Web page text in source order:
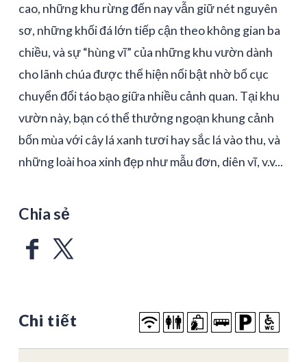
cao, những khu rừng đến nay vẫn giữ nét nguyên
sơ, những khối đá lớn tiếp cận theo không gian ba
chiều, và sự “hùng vĩ” của những khu vườn dành
cho lãnh chúa được thể hiện nổi bật nhờ bố cục
chuyển đổi táo bạo giữa nhiều cảnh quan. Tại khu
vườn này, bạn có thể thưởng ngoạn khung cảnh
bốn mùa với cây lá xanh tươi hay sắc lá vào thu, và
những loài hoa xinh đẹp như mẫu đơn, diên vĩ, v.v...
Chia sẻ
Chi tiết